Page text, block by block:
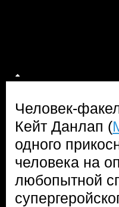
Человек-
Кейт Данлап (
одного
человека на
любопытной